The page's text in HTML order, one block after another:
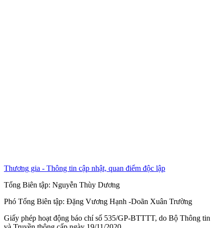
Thương gia - Thông tin cập nhật, quan điểm độc lập
Tổng Biên tập: Nguyễn Thùy Dương
Phó Tổng Biên tập: Đặng Vương Hạnh -Doãn Xuân Trường
Giấy phép hoạt động báo chí số 535/GP-BTTTT, do Bộ Thông tin